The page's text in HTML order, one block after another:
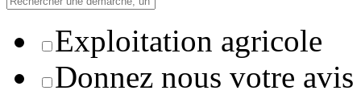
Exploitation agricole
Donnez nous votre avis